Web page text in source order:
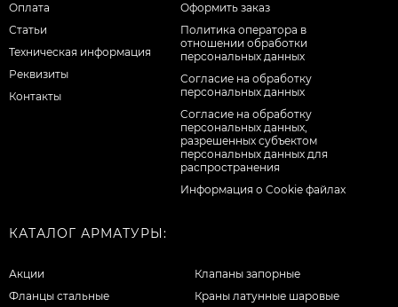
Оплата
Статьи
Техническая информация
Реквизиты
Контакты
Оформить заказ
Политика оператора в
отношении обработки
персональных данных
Согласие на обработку
персональных данных
Cогласие на обработку
персональных данных,
разрешенных субъектом
персональных данных для
распространения
Информация о Cookie файлах
КАТАЛОГ АРМАТУРЫ:
Акции
Фланцы стальные
Клапаны запорные
Краны латунные шаровые